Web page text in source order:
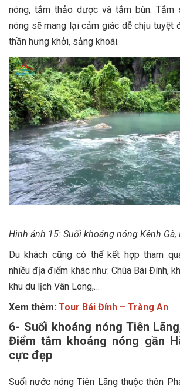
nóng, tắm thảo dược và tắm bùn. Tắm
nóng sẽ mang lại cảm giác dễ chịu tuyệt
thần hưng khởi, sảng khoái.
Hình ảnh 15: Suối khoáng nóng Kênh Gà,
Du khách cũng có thể kết hợp tham
nhiều địa điểm khác như: Chùa Bái Đính,
khu du lịch Vân Long,…
Xem thêm: Tour Bái Đính – Tràng An
6- Suối khoáng nóng Tiên
Điểm tắm khoáng nóng gần
cực đẹp
Suối nước nóng Tiên Lãng thuộc thôn